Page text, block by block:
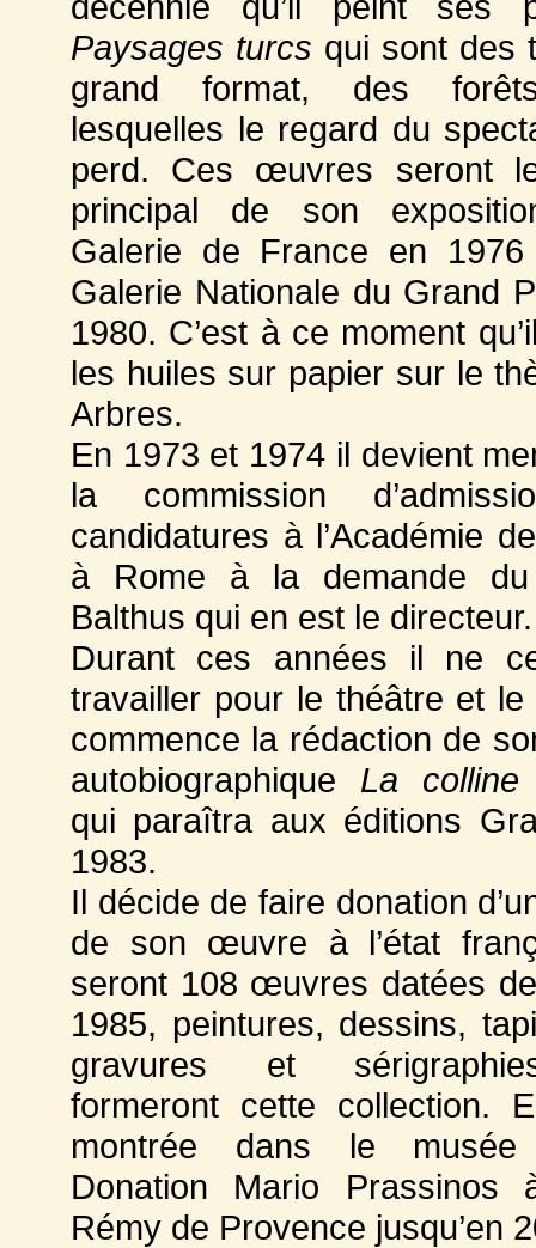
Paysages turcs qui sont des
grand format, des
lesquelles le regard du
perd. Ces œuvres seront
principal de son
Galerie de France en
Galerie Nationale du Grand
1980. C’est à ce moment
les huiles sur papier sur le
Arbres.
En 1973 et 1974 il devient
la commission
candidatures à l’Académie
à Rome à la demande du
Balthus qui en est le directeur.
Durant ces années il ne
travailler pour le théâtre et le
commence la rédaction de
autobiographique La colline
qui paraîtra aux éditions
1983.
Il décide de faire donation
de son œuvre à l’état
seront 108 œuvres datées
1985, peintures, dessins,
gravures et
formeront cette collection.
montrée dans le
Donation Mario Prassinos
Rémy de Provence jusqu’en